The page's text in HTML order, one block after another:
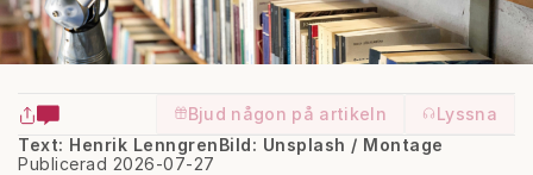
Bjud någon på artikeln
Lyssna
Text: Henrik Lenngren
Publicerad 2026-07-27
Bild: Unsplash / Montage